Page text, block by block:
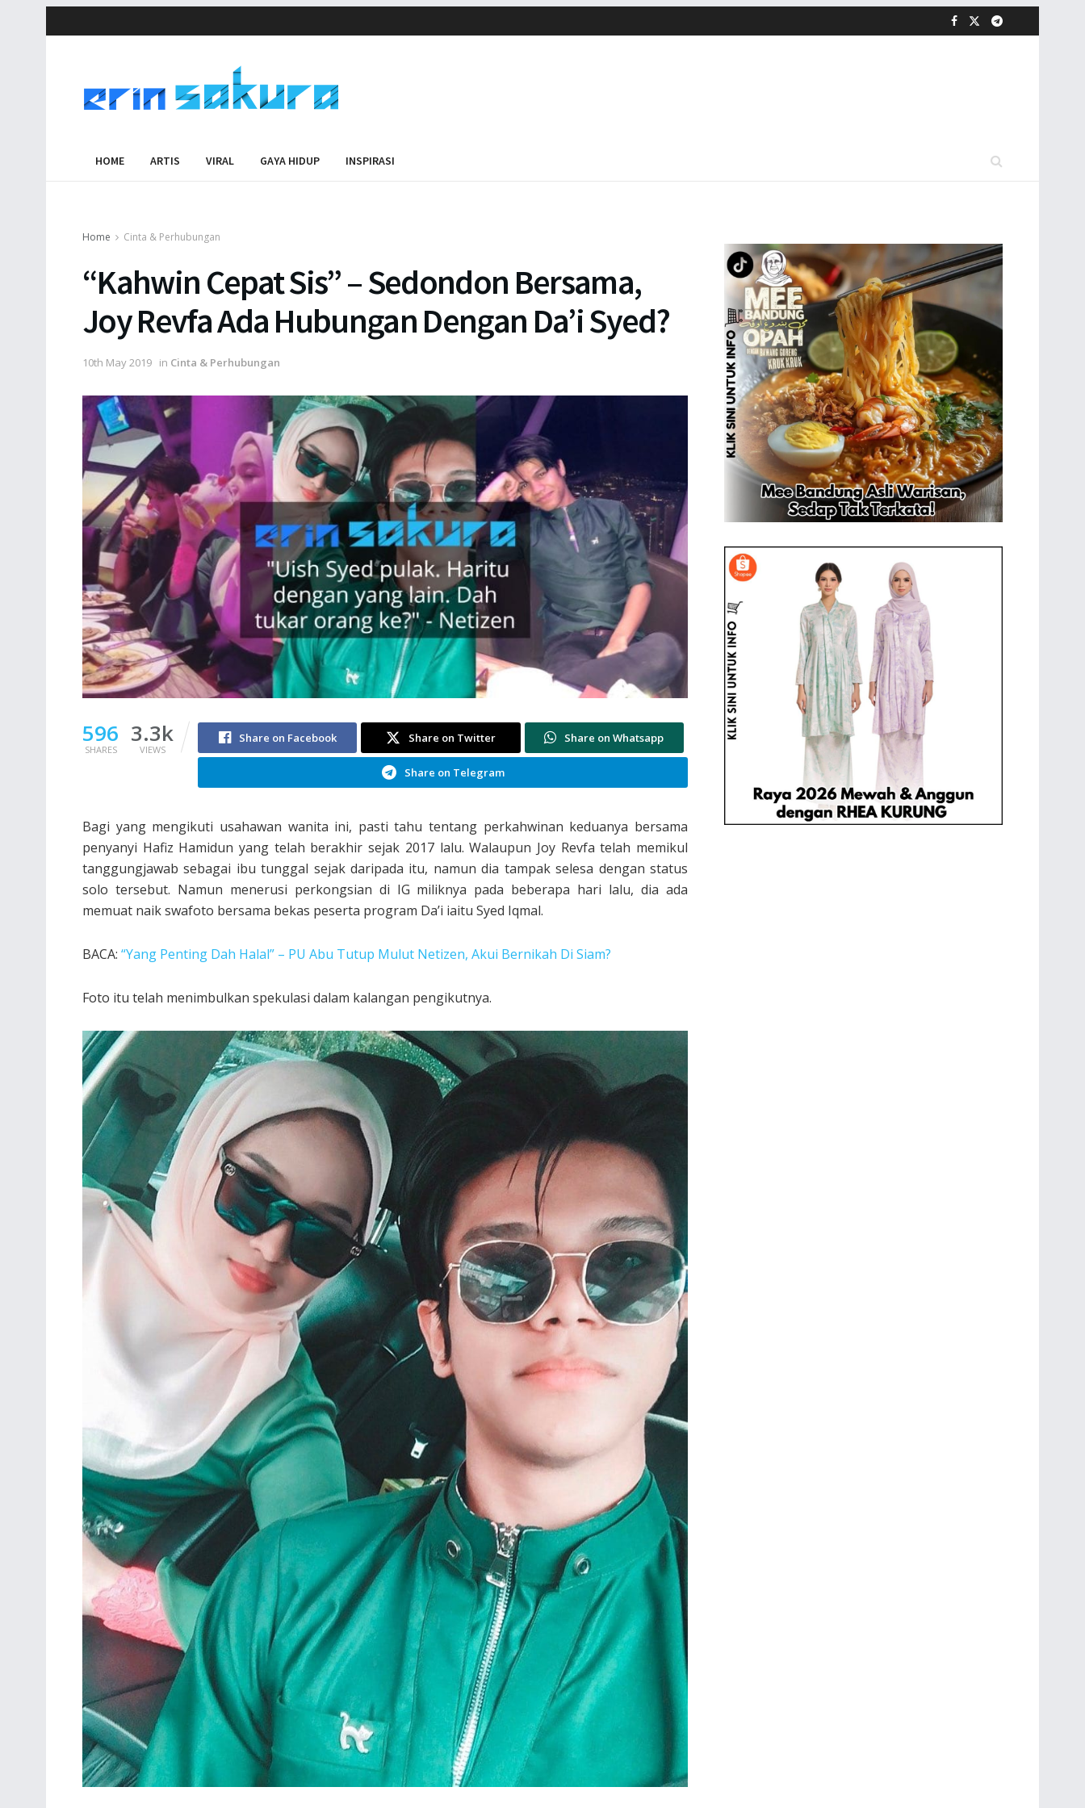
HOME ARTIS VIRAL GAYA HIDUP INSPIRASI
Home Cinta & Perhubungan
“Kahwin Cepat Sis” – Sedondon Bersama,
Joy Revfa Ada Hubungan Dengan Da’i Syed?
10th May 2019 in Cinta & Perhubungan
596
SHARES
3.3k
VIEWS
Share on Facebook Share on Twitter Share on Whatsapp
Share on Telegram
Bagi yang mengikuti usahawan wanita ini, pasti tahu tentang perkahwinan keduanya bersama
penyanyi Hafiz Hamidun yang telah berakhir sejak 2017 lalu. Walaupun Joy Revfa telah memikul
tanggungjawab sebagai ibu tunggal sejak daripada itu, namun dia tampak selesa dengan status
solo tersebut. Namun menerusi perkongsian di IG miliknya pada beberapa hari lalu, dia ada
memuat naik swafoto bersama bekas peserta program Da’i iaitu Syed Iqmal.
BACA: “Yang Penting Dah Halal” – PU Abu Tutup Mulut Netizen, Akui Bernikah Di Siam?
Foto itu telah menimbulkan spekulasi dalam kalangan pengikutnya.